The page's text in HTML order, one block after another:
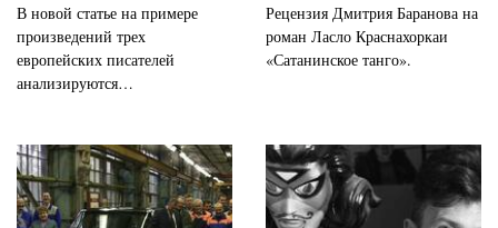
В новой статье на примере
произведений трех
европейских писателей
анализируются…
Рецензия Дмитрия Баранова на
роман Ласло Краснахоркаи
«Сатанинское танго».